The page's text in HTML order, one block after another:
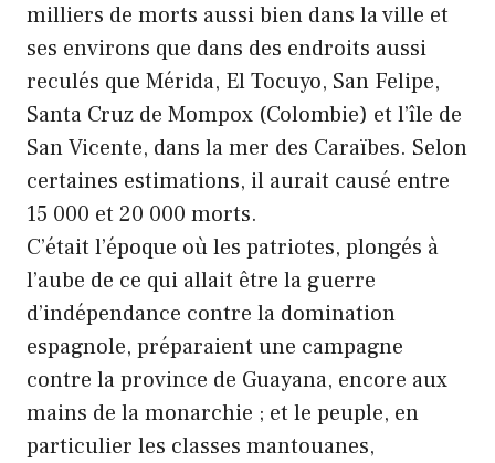
milliers de morts aussi bien dans la ville et
ses environs que dans des endroits aussi
reculés que Mérida, El Tocuyo, San Felipe,
Santa Cruz de Mompox (Colombie) et l’île de
San Vicente, dans la mer des Caraïbes. Selon
certaines estimations, il aurait causé entre
15 000 et 20 000 morts.
C’était l’époque où les patriotes, plongés à
l’aube de ce qui allait être la guerre
d’indépendance contre la domination
espagnole, préparaient une campagne
contre la province de Guayana, encore aux
mains de la monarchie ; et le peuple, en
particulier les classes mantouanes,